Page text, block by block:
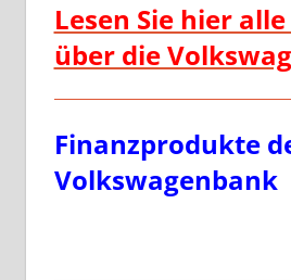
Lesen Sie hier
über die
Finanzprodukte
Volkswagenbank